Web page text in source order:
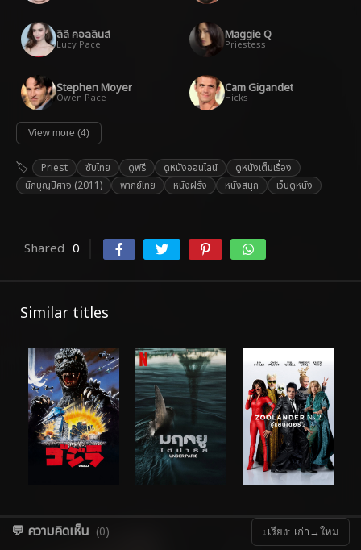
ลิลี คอลลินส์
Lucy Pace
Maggie Q
Priestess
Stephen Moyer
Owen Pace
Cam Gigandet
Hicks
View more (4)
Priest ซับไทย ดูฟรี ดูหนังออนไลน์
ดูหนังเต็มเรื่อง
นักบุญปีศาจ (2011)
พากย์ไทย หนังฝรั่ง หนังสนุก เว็บดูหนัง
Shared 0
Similar titles
💬 ความคิดเห็น (0) ↕ เรียง: เก่า→ใหม่